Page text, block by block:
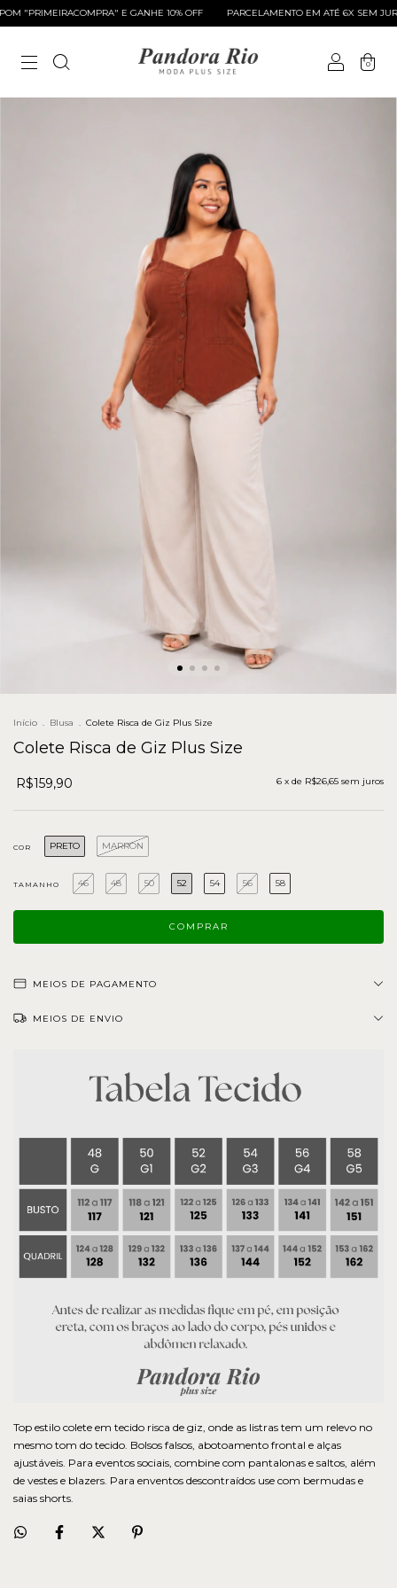
E GANHE 10% OFF PARCELAMENTO EM ATÉ 6X SEM JUROS
0
Início . Blusa . Colete Risca de Giz Plus Size
Colete Risca de Giz Plus Size
R$159,90 6 x de R$26,65 sem juros
COR PRETO MARRON
TAMANHO 46 48 50 52 54 56 58
MEIOS DE PAGAMENTO
MEIOS DE ENVIO
Top estilo colete em tecido risca de giz, onde as listras tem um relevo no
mesmo tom do tecido. Bolsos falsos, abotoamento frontal e alças
ajustáveis. Para eventos sociais, combine com pantalonas e saltos, além
de vestes e blazers. Para enventos descontraídos use com bermudas e
saias shorts.